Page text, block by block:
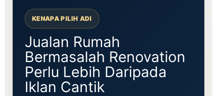
KENAPA PILIH ADI
Jualan Rumah
Bermasalah Renovation
Perlu Lebih Daripada
Iklan Cantik